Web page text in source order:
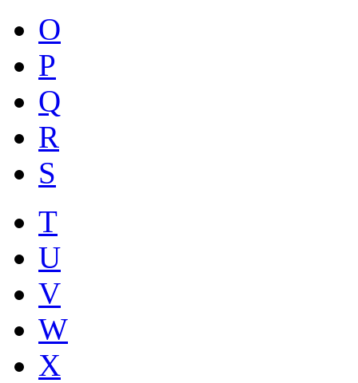
O
P
Q
R
S
T
U
V
W
X